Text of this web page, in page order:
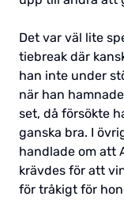
Det var väl lite
tiebreak där
han inte under
när han
set, då försökte
ganska bra. I
handlade om att
krävdes för att
för tråkigt för